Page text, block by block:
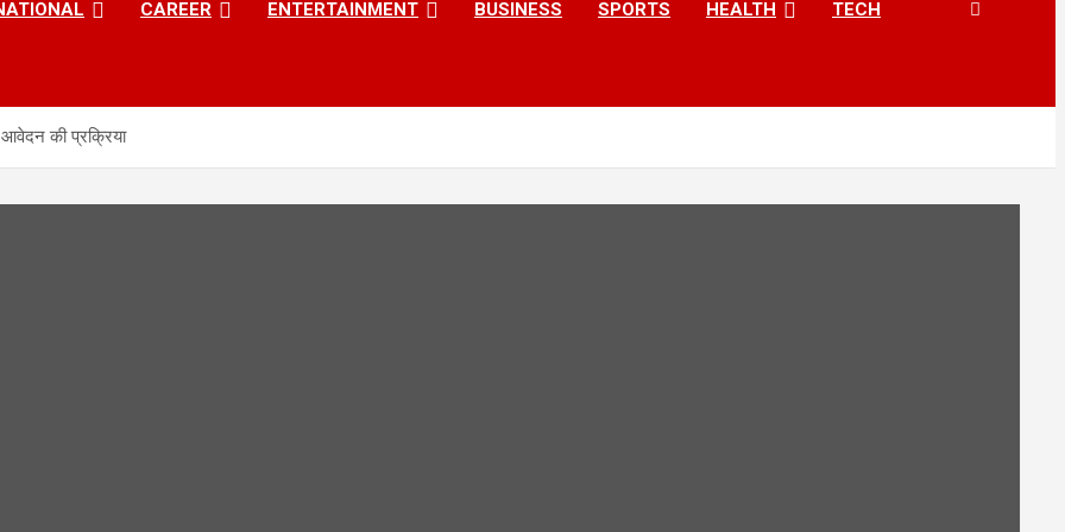
CAREER ENTERTAINMENT BUSINESS SPORTS HEALTH TECH
की प्रक्रिया